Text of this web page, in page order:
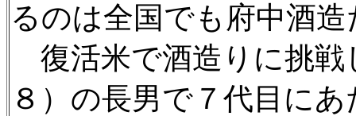
るのは全国でも府中酒
復活米で酒造りに挑戦
８）の長男で７代目に